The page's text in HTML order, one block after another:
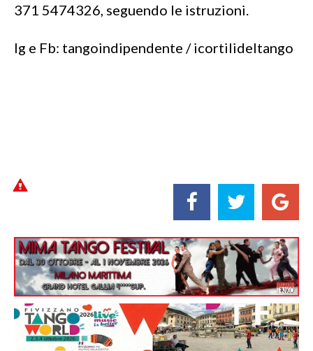
371 5474326, seguendo le istruzioni.
Ig e Fb: tangoindipendente / icortilideltango